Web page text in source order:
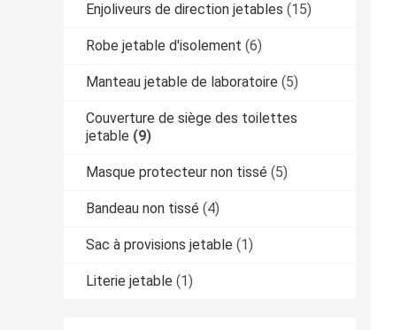
Enjoliveurs de direction jetables (15)
Robe jetable d'isolement (6)
Manteau jetable de laboratoire (5)
Couverture de siège des toilettes
jetable (9)
Masque protecteur non tissé (5)
Bandeau non tissé (4)
Sac à provisions jetable (1)
Literie jetable (1)